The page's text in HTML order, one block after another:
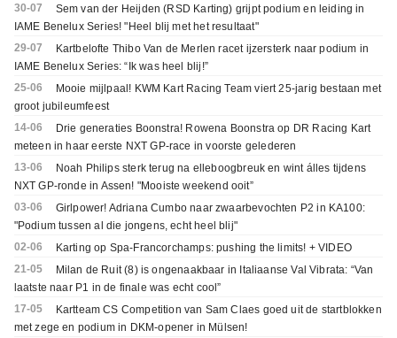
30-07
Sem van der Heijden (RSD Karting) grijpt podium en leiding in
IAME Benelux Series! "Heel blij met het resultaat"
29-07
Kartbelofte Thibo Van de Merlen racet ijzersterk naar podium in
IAME Benelux Series: “Ik was heel blij!”
25-06
Mooie mijlpaal! KWM Kart Racing Team viert 25-jarig bestaan met
groot jubileumfeest
14-06
Drie generaties Boonstra! Rowena Boonstra op DR Racing Kart
meteen in haar eerste NXT GP-race in voorste gelederen
13-06
Noah Philips sterk terug na elleboogbreuk en wint álles tijdens
NXT GP-ronde in Assen! "Mooiste weekend ooit”
03-06
Girlpower! Adriana Cumbo naar zwaarbevochten P2 in KA100:
"Podium tussen al die jongens, echt heel blij"
02-06
Karting op Spa-Francorchamps: pushing the limits! + VIDEO
21-05
Milan de Ruit (8) is ongenaakbaar in Italiaanse Val Vibrata: “Van
laatste naar P1 in de finale was echt cool”
17-05
Kartteam CS Competition van Sam Claes goed uit de startblokken
met zege en podium in DKM-opener in Mülsen!